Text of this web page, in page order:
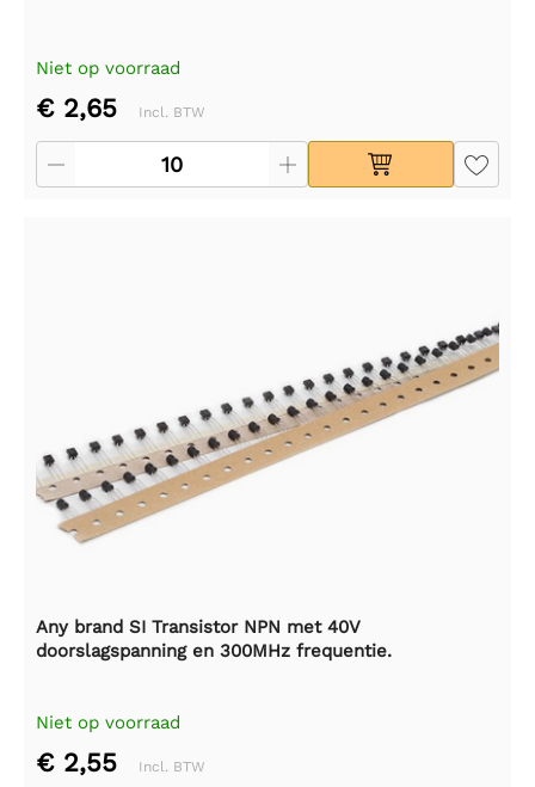
Niet op voorraad
€ 2,65 Incl. BTW
Any brand SI Transistor NPN met 40V
doorslagspanning en 300MHz frequentie.
Niet op voorraad
€ 2,55 Incl. BTW